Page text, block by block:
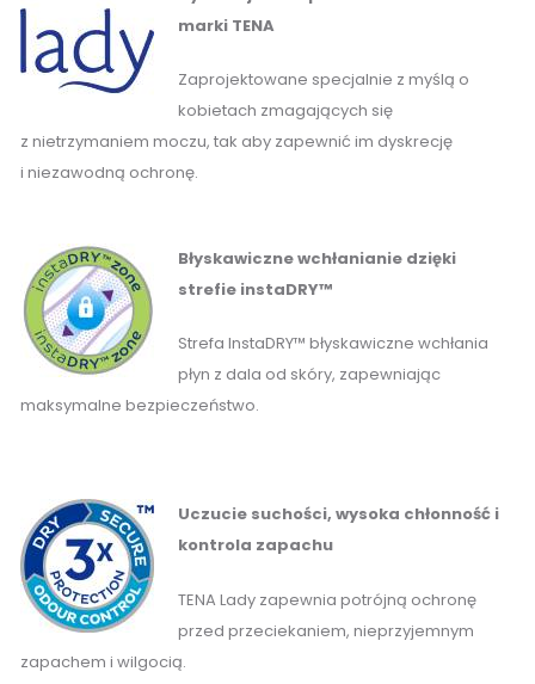
marki TENA
Zaprojektowane specjalnie z myślą o
kobietach zmagających się
z nietrzymaniem moczu, tak aby zapewnić im dyskrecję
i niezawodną ochronę.
Błyskawiczne wchłanianie dzięki
strefie instaDRY™
Strefa InstaDRY™ błyskawiczne wchłania
płyn z dala od skóry, zapewniając
maksymalne bezpieczeństwo.
Uczucie suchości, wysoka chłonność i
kontrola zapachu
TENA Lady zapewnia potrójną ochronę
przed przeciekaniem, nieprzyjemnym
zapachem i wilgocią.